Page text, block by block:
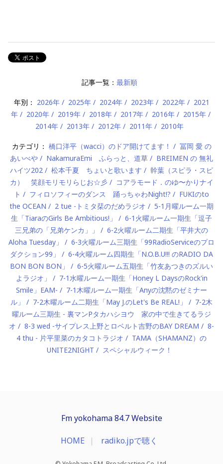
記事一覧： 最新順
年別： 2026年 2025年 2024年 2023年 2022年
2021
年
2020年 2019年 2018年 2017年 2016年
2015年
2014年
2013年 2012年 2011年 2010年
カテゴリ： 橋口洋平（wacci）のドア開けてます！
冨岡 愛 の
あいべや
NakamuraEmi ふらっと、道草
BREIMEN の 無礼
ハイツ202
松本千夏 ちょいと歌います
幹葉（スピラ・スピ
カ） 笑顔モリモリらじお☆彡
コアラモード．のゆ〜かりナイ
ト
フィロソフィーのダンス 踊っちゃわNight!?
FUKIのto
the OCEAN
2 tue -トミタ栞のだめラジオ
5-1月曜ルーム一期
生「TiaraのGirls Be Ambitious!」
6-1火曜ルーム一期生「逗子
三兄弟の「兄弟ケンカ」」
6-2火曜ルーム二期生「平井大の
Aloha Tuesday」
6-3火曜ルーム三期生「99RadioServiceのプロ
ダクション99」
6-4火曜ルーム四期生「N.O.B.U!!! のRADIO DA
BON BON BON」
6-5火曜ルーム五期生「竹友あつきのズルい
よラジオ」
7-1水曜ルーム一期生「Honey L DaysのRock'in
Smile」EAM-
7-1木曜ルーム一期生「Anyの沈黙のゼミナー
ル」
7-2木曜ルーム二期生「May J.のLet's Be REAL!」
7-2木
曜ルーム三期生 - 裏マンPタカハシヨウ 家の中で生きてるラジ
オ
8-3 wed -サイプレス上野とロベルト吉野のBAY DREAM
8-
4 thu - 片平里菜のカタコトラジオ
TAMA（SHAMANZ）の
UNITE2NIGHT
スペシャルウィーク！
Fm yokohama 84.7 Website
HOME radiko.jpで聴く